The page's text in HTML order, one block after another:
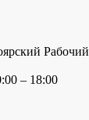
Рабочий
– 18:00